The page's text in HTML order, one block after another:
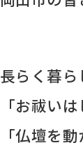
長らく暮
「お祓い
「仏壇を